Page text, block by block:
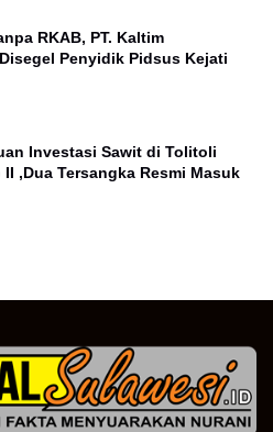
RKAB, PT. Kaltim
Penyidik Pidsus Kejati
Investasi Sawit di Tolitoli
II ,Dua Tersangka Resmi Masuk